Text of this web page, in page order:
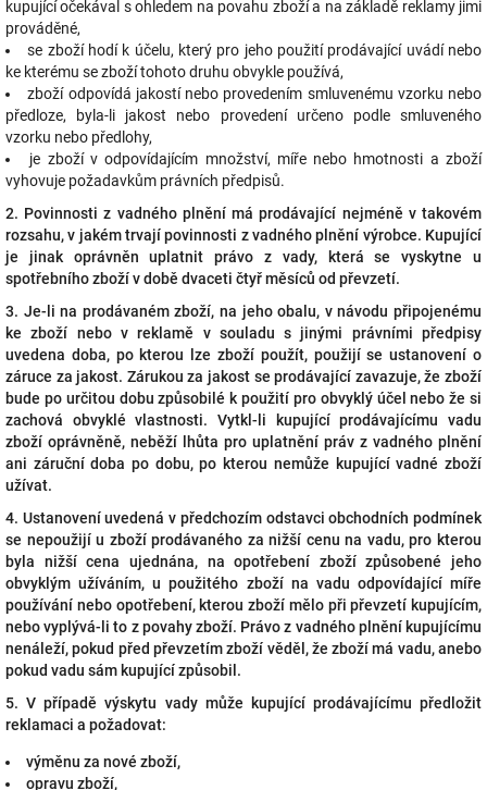
kupující očekával s ohledem na povahu zboží a na základě reklamy jimi
prováděné,
se zboží hodí k účelu, který pro jeho použití prodávající uvádí nebo
ke kterému se zboží tohoto druhu obvykle používá,
zboží odpovídá jakostí nebo provedením smluvenému vzorku nebo
předloze, byla-li jakost nebo provedení určeno podle smluveného
vzorku nebo předlohy,
je zboží v odpovídajícím množství, míře nebo hmotnosti azboží
vyhovuje požadavkům právních předpisů.
2. Povinnosti z vadného plnění má prodávající nejméně v takovém
rozsahu, v jakém trvají povinnosti z vadného plnění výrobce. Kupující
je jinak oprávněn uplatnit právo z vady, která se vyskytne u
spotřebního zboží v době dvaceti čtyř měsíců od převzetí.
3. Je-li na prodávaném zboží, na jeho obalu, v návodu připojenému
ke zboží nebo v reklamě v souladu s jinými právními předpisy
uvedena doba, po kterou lze zboží použít, použijí se ustanovení o
záruce za jakost. Zárukou za jakost se prodávající zavazuje, že zboží
bude po určitou dobu způsobilé k použití pro obvyklý účel nebo že si
zachová obvyklé vlastnosti. Vytkl-li kupující prodávajícímu vadu
zboží oprávněně, neběží lhůta pro uplatnění práv z vadného plnění
ani záruční doba po dobu, po kterou nemůže kupující vadné zboží
užívat.
4. Ustanovení uvedená v předchozím odstavci obchodních podmínek
se nepoužijí u zboží prodávaného za nižší cenu na vadu, pro kterou
byla nižší cena ujednána, na opotřebení zboží způsobené jeho
obvyklým užíváním, u použitého zboží na vadu odpovídající míře
používání nebo opotřebení, kterou zboží mělo při převzetí kupujícím,
nebo vyplývá-li to z povahy zboží. Právo z vadného plnění kupujícímu
nenáleží, pokud před převzetím zboží věděl, že zboží má vadu, anebo
pokud vadu sám kupující způsobil.
5. V případě výskytu vady může kupující prodávajícímu předložit
reklamaci a požadovat:
výměnu za nové zboží,
opravu zboží,